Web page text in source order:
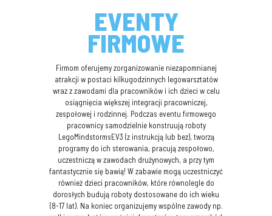
EVENTY
FIRMOWE
Firmom oferujemy zorganizowanie niezapomnianej
atrakcji w postaci kilkugodzinnych legowarsztatów
wraz z zawodami dla pracowników i ich dzieci w celu
osiągnięcia większej integracji pracowniczej,
zespołowej i rodzinnej. Podczas eventu firmowego
pracownicy samodzielnie konstruują roboty
LegoMindstormsEV3 (z instrukcją lub bez), tworzą
programy do ich sterowania, pracują zespołowo,
uczestniczą w zawodach drużynowych, a przy tym
fantastycznie się bawią! W zabawie mogą uczestniczyć
również dzieci pracowników, które równolegle do
dorosłych budują roboty dostosowane do ich wieku
(8-17 lat). Na koniec organizujemy wspólne zawody np.